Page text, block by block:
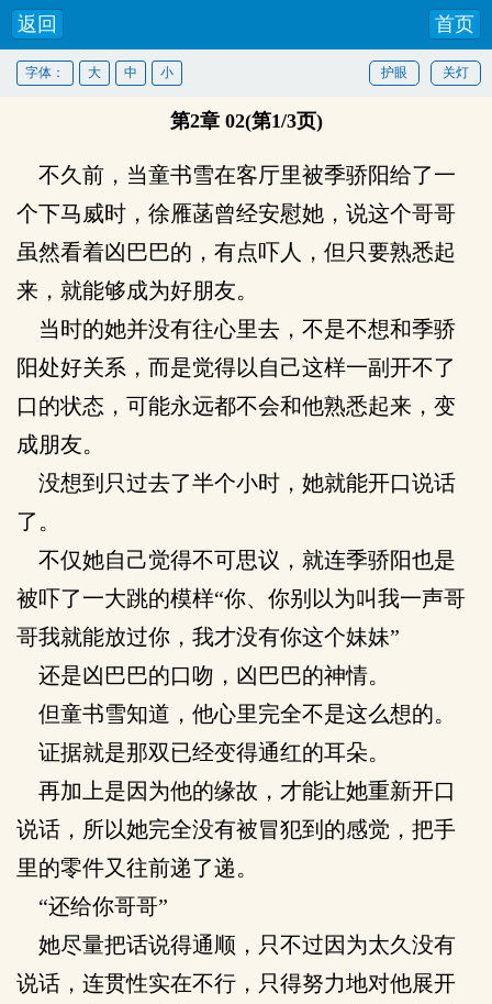
返回 首页
关灯
护眼
字体： 大 中 小
第2章 02(第1/3页)
不久前，当童书雪在客厅里被季骄阳给了一
个下马威时，徐雁菡曾经安慰她，说这个哥哥
虽然看着凶巴巴的，有点吓人，但只要熟悉起
来，就能够成为好朋友。
当时的她并没有往心里去，不是不想和季骄
阳处好关系，而是觉得以自己这样一副开不了
口的状态，可能永远都不会和他熟悉起来，变
成朋友。
没想到只过去了半个小时，她就能开口说话
了。
不仅她自己觉得不可思议，就连季骄阳也是
被吓了一大跳的模样“你、你别以为叫我一声哥
哥我就能放过你，我才没有你这个妹妹”
还是凶巴巴的口吻，凶巴巴的神情。
但童书雪知道，他心里完全不是这么想的。
证据就是那双已经变得通红的耳朵。
再加上是因为他的缘故，才能让她重新开口
说话，所以她完全没有被冒犯到的感觉，把手
里的零件又往前递了递。
“还给你哥哥”
她尽量把话说得通顺，只不过因为太久没有
说话，连贯性实在不行，只得努力地对他展开